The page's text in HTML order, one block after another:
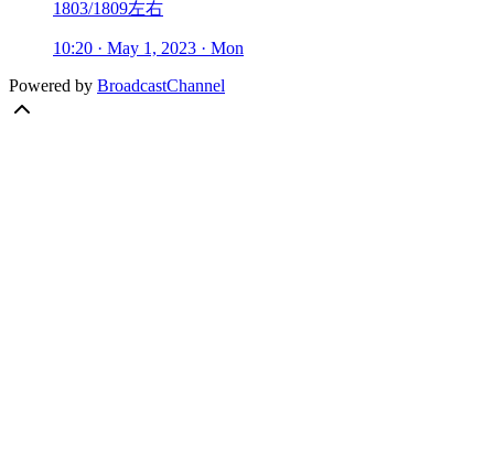
1803/1809左右
10:20 · May 1, 2023 · Mon
Powered by BroadcastChannel